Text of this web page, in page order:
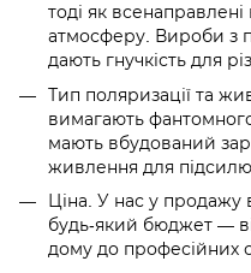
тоді як
атмосферу. Вироби з
дають гнучкість для
Тип поляризації та
вимагають
мають вбудований
живлення для
Ціна. У нас у
будь-який бюджет —
дому до професійних